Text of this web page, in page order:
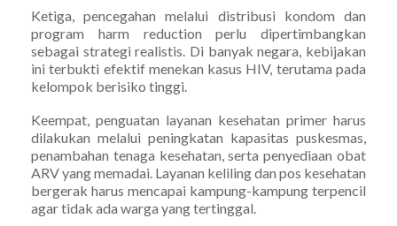
Ketiga, pencegahan melalui distribusi kondom dan
program harm reduction perlu dipertimbangkan
sebagai strategi realistis. Di banyak negara, kebijakan
ini terbukti efektif menekan kasus HIV, terutama pada
kelompok berisiko tinggi.
Keempat, penguatan layanan kesehatan primer harus
dilakukan melalui peningkatan kapasitas puskesmas,
penambahan tenaga kesehatan, serta penyediaan obat
ARV yang memadai. Layanan keliling dan pos kesehatan
bergerak harus mencapai kampung-kampung terpencil
agar tidak ada warga yang tertinggal.